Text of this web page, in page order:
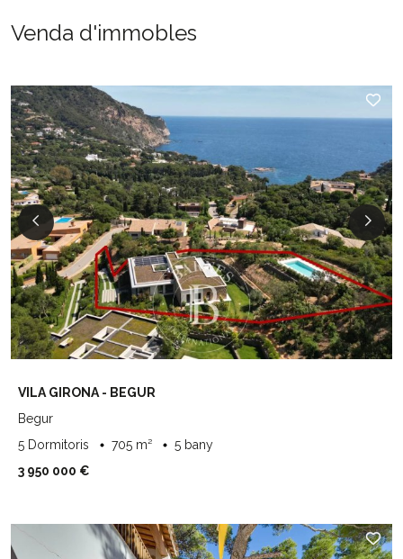
Venda d'immobles
VILA GIRONA - BEGUR
Begur
5 Dormitoris
705 m²
5 bany
3 950 000 €